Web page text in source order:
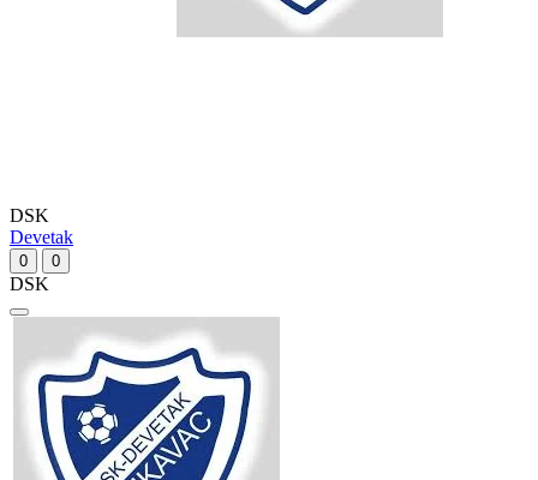
DSK
Devetak
0 0
DSK